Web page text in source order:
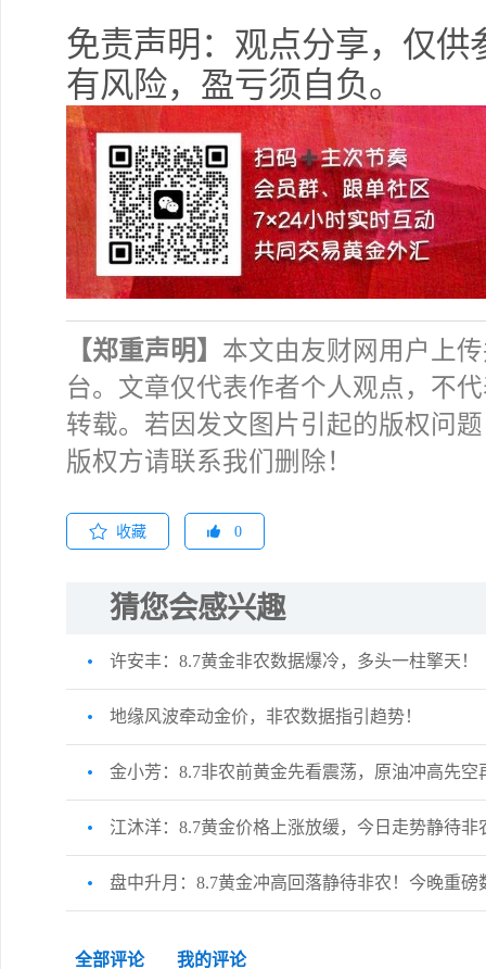
免责声明：观点分享，仅
有风险，盈亏须自负。
【郑重声明】 本文由友财网用户上
台。文章仅代表作者个人观点，不
转载。若因发文图片引起的版权问
版权方请联系我们删除！
收藏 0
猜您会感兴趣
许安丰：8.7黄金非农数据爆冷，多头一柱擎天！
地缘风波牵动金价，非农数据指引趋势！
金小芳：8.7非农前黄金先看震荡，原油冲高先空
江沐洋：8.7黄金价格上涨放缓，今日走势静待非
盘中升月：8.7黄金冲高回落静待非农！今晚重磅
全部评论 我的评论